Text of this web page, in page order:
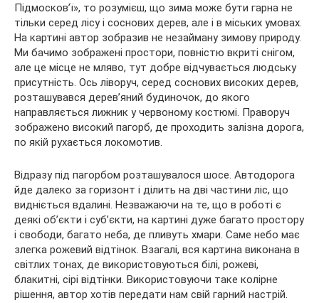
Підмосков’ї», то розумієш, що зима може бути гарна не
тільки серед лісу і соснових дерев, але і в міських умовах.
На картині автор зобразив не незайману зимову природу.
Ми бачимо зображені простори, повністю вкриті снігом,
але це місце не мляво, тут добре відчувається людську
присутність. Ось ліворуч, серед соснових високих дерев,
розташувався дерев’яний будиночок, до якого
направляється лижник у червоному костюмі. Праворуч
зображено високий пагорб, де проходить залізна дорога,
по якій рухається локомотив.
Відразу під пагорбом розташувалося шосе. Автодорога
йде далеко за горизонт і ділить на дві частини ліс, що
видніється вдалині. Незважаючи на те, що в роботі є
деякі об’єкти і суб’єкти, на картині дуже багато простору
і свободи, багато неба, де пливуть хмари. Саме небо має
злегка рожевий відтінок. Взагалі, вся картина виконана в
світлих тонах, де використовуються білі, рожеві,
блакитні, сірі відтінки. Використовуючи таке колірне
рішення, автор хотів передати нам свій гарний настрій.